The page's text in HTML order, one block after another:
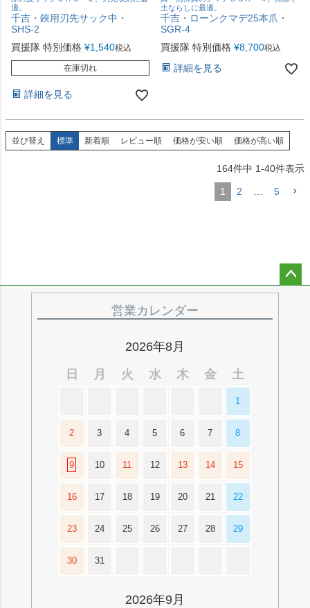
適。
千吉・鋏用刃先サック中・
SHS-2
買援隊 特別価格 ¥1,540税込
在庫切れ
詳細を見る
土ならしに最適。
千吉・ローンクマデ25本爪・
SGR-4
買援隊 特別価格 ¥8,700税込
詳細を見る
並び替え 標準 新着順 レビュー順 価格が安い順 価格が高い順
164件中 1-40件表示
1 2 5
営業カレンダー
2026年8月
日
月 火 水 木 金 土
1
2 3 4 5 6 7 8
9 10 11 12 13 14 15
16 17 18 19 20 21 22
23 24 25 26 27 28 29
30 31
2026年9月